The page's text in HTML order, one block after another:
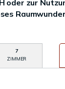
oder zur
7
ZIMMER